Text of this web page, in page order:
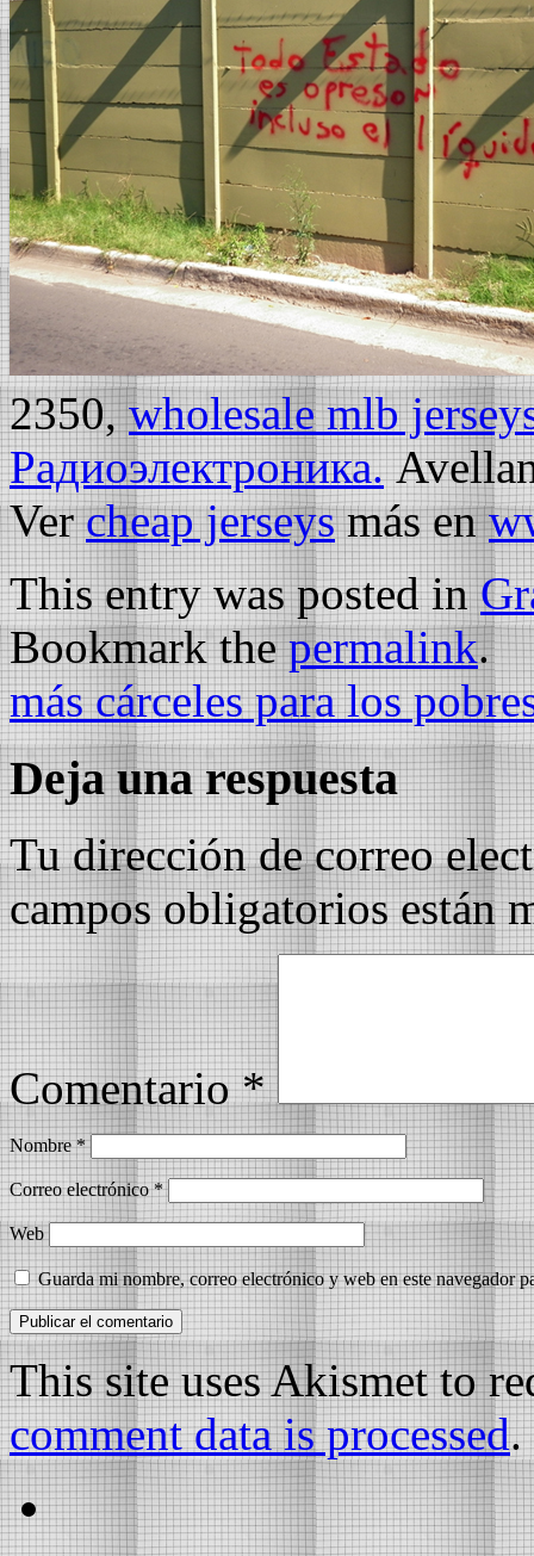
2350,wholesale mlb
Радиоэлектроника.
Vercheap jerseysmásen
This entry was posted in
Bookmark thepermalink.
más cárceles para los
Deja una respuesta
Tu dirección de correo
campos obligatorios están
Comentario*
Nombre*
Correo electrónico*
Web
Guarda mi nombre, correo electrónico y web en este navegador
This site uses Akismet to
comment data is processed.